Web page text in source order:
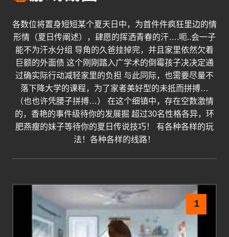
各数位将置身短短某个夏天日中，为首件件疯狂里边的情
形情（夏日传阐述），肆愿的挥洒青春的汗….呃..会一子
能不为汗水分组 导角的久爸挂掉完，并且家里依然欠着
巨额的外面债 这个刚刚踏入广学术的倒霉孩子决决定通
过确实际行动减轻家里的负担 与此同际，也需要尽量不
落下降大学的课程，为了家者美好型的未抵而拼搏…
（也也许凭腰子拼搏…） 在这个细镇中，存在空数激情
的，香艳的事件级待你的发展掘 超过30名性格各异，环
肥燕瘦的妹子等待你的夏日传说技巧！ 有各种各样的玩
法！各种各样的线路！
1